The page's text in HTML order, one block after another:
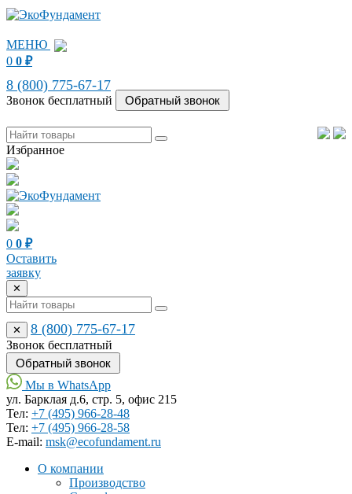
МЕНЮ
0 0 ₽
8 (800) 775-67-17
Звонок бесплатный
Избранное
0 0 ₽
Оставить
заявку
✕
✕ 8 (800) 775-67-17
Звонок бесплатный
Мы в WhatsApp
ул. Барклая д.6, стр. 5, офис 215
Тел: +7 (495) 966-28-48
Тел: +7 (495) 966-28-58
Е-mail: msk@ecofundament.ru
О компании
Производство